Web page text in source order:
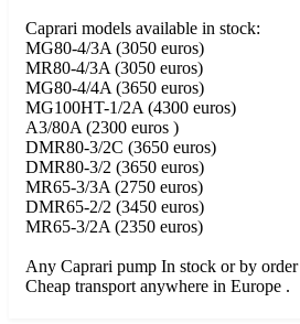
Caprari models available in stock:
MG80-4/3A (3050 euros)
MR80-4/3A (3050 euros)
MG80-4/4A (3650 euros)
MG100HT-1/2A (4300 euros)
A3/80A (2300 euros )
DMR80-3/2C (3650 euros)
DMR80-3/2 (3650 euros)
MR65-3/3A (2750 euros)
DMR65-2/2 (3450 euros)
MR65-3/2A (2350 euros)
Any Caprari pump In stock or by order
Cheap transport anywhere in Europe .